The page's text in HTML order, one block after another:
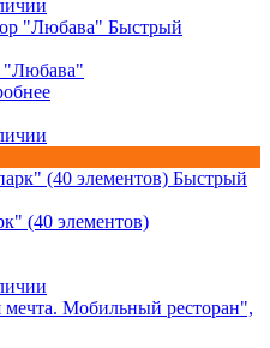
Быстрый
"Любава"
Быстрый
(40 элементов)